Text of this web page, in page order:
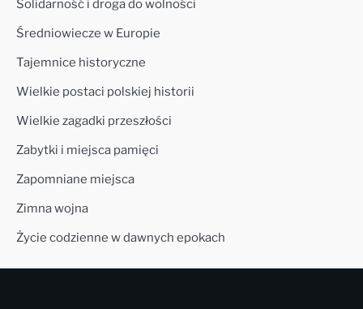
Solidarność i droga do wolności
Średniowiecze w Europie
Tajemnice historyczne
Wielkie postaci polskiej historii
Wielkie zagadki przeszłości
Zabytki i miejsca pamięci
Zapomniane miejsca
Zimna wojna
Życie codzienne w dawnych epokach